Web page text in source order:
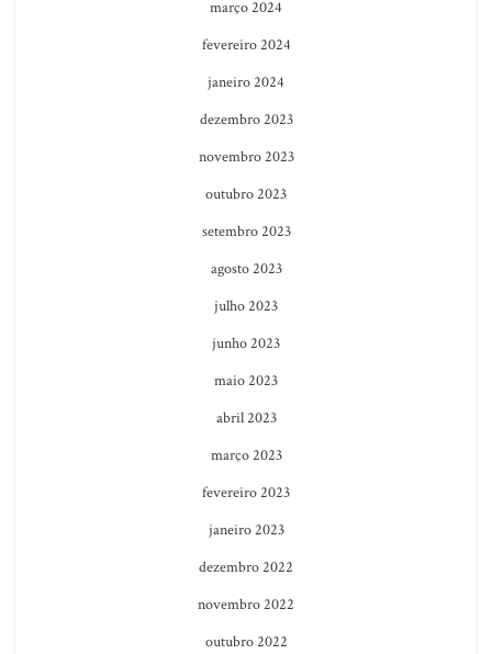
março 2024
fevereiro 2024
janeiro 2024
dezembro 2023
novembro 2023
outubro 2023
setembro 2023
agosto 2023
julho 2023
junho 2023
maio 2023
abril 2023
março 2023
fevereiro 2023
janeiro 2023
dezembro 2022
novembro 2022
outubro 2022